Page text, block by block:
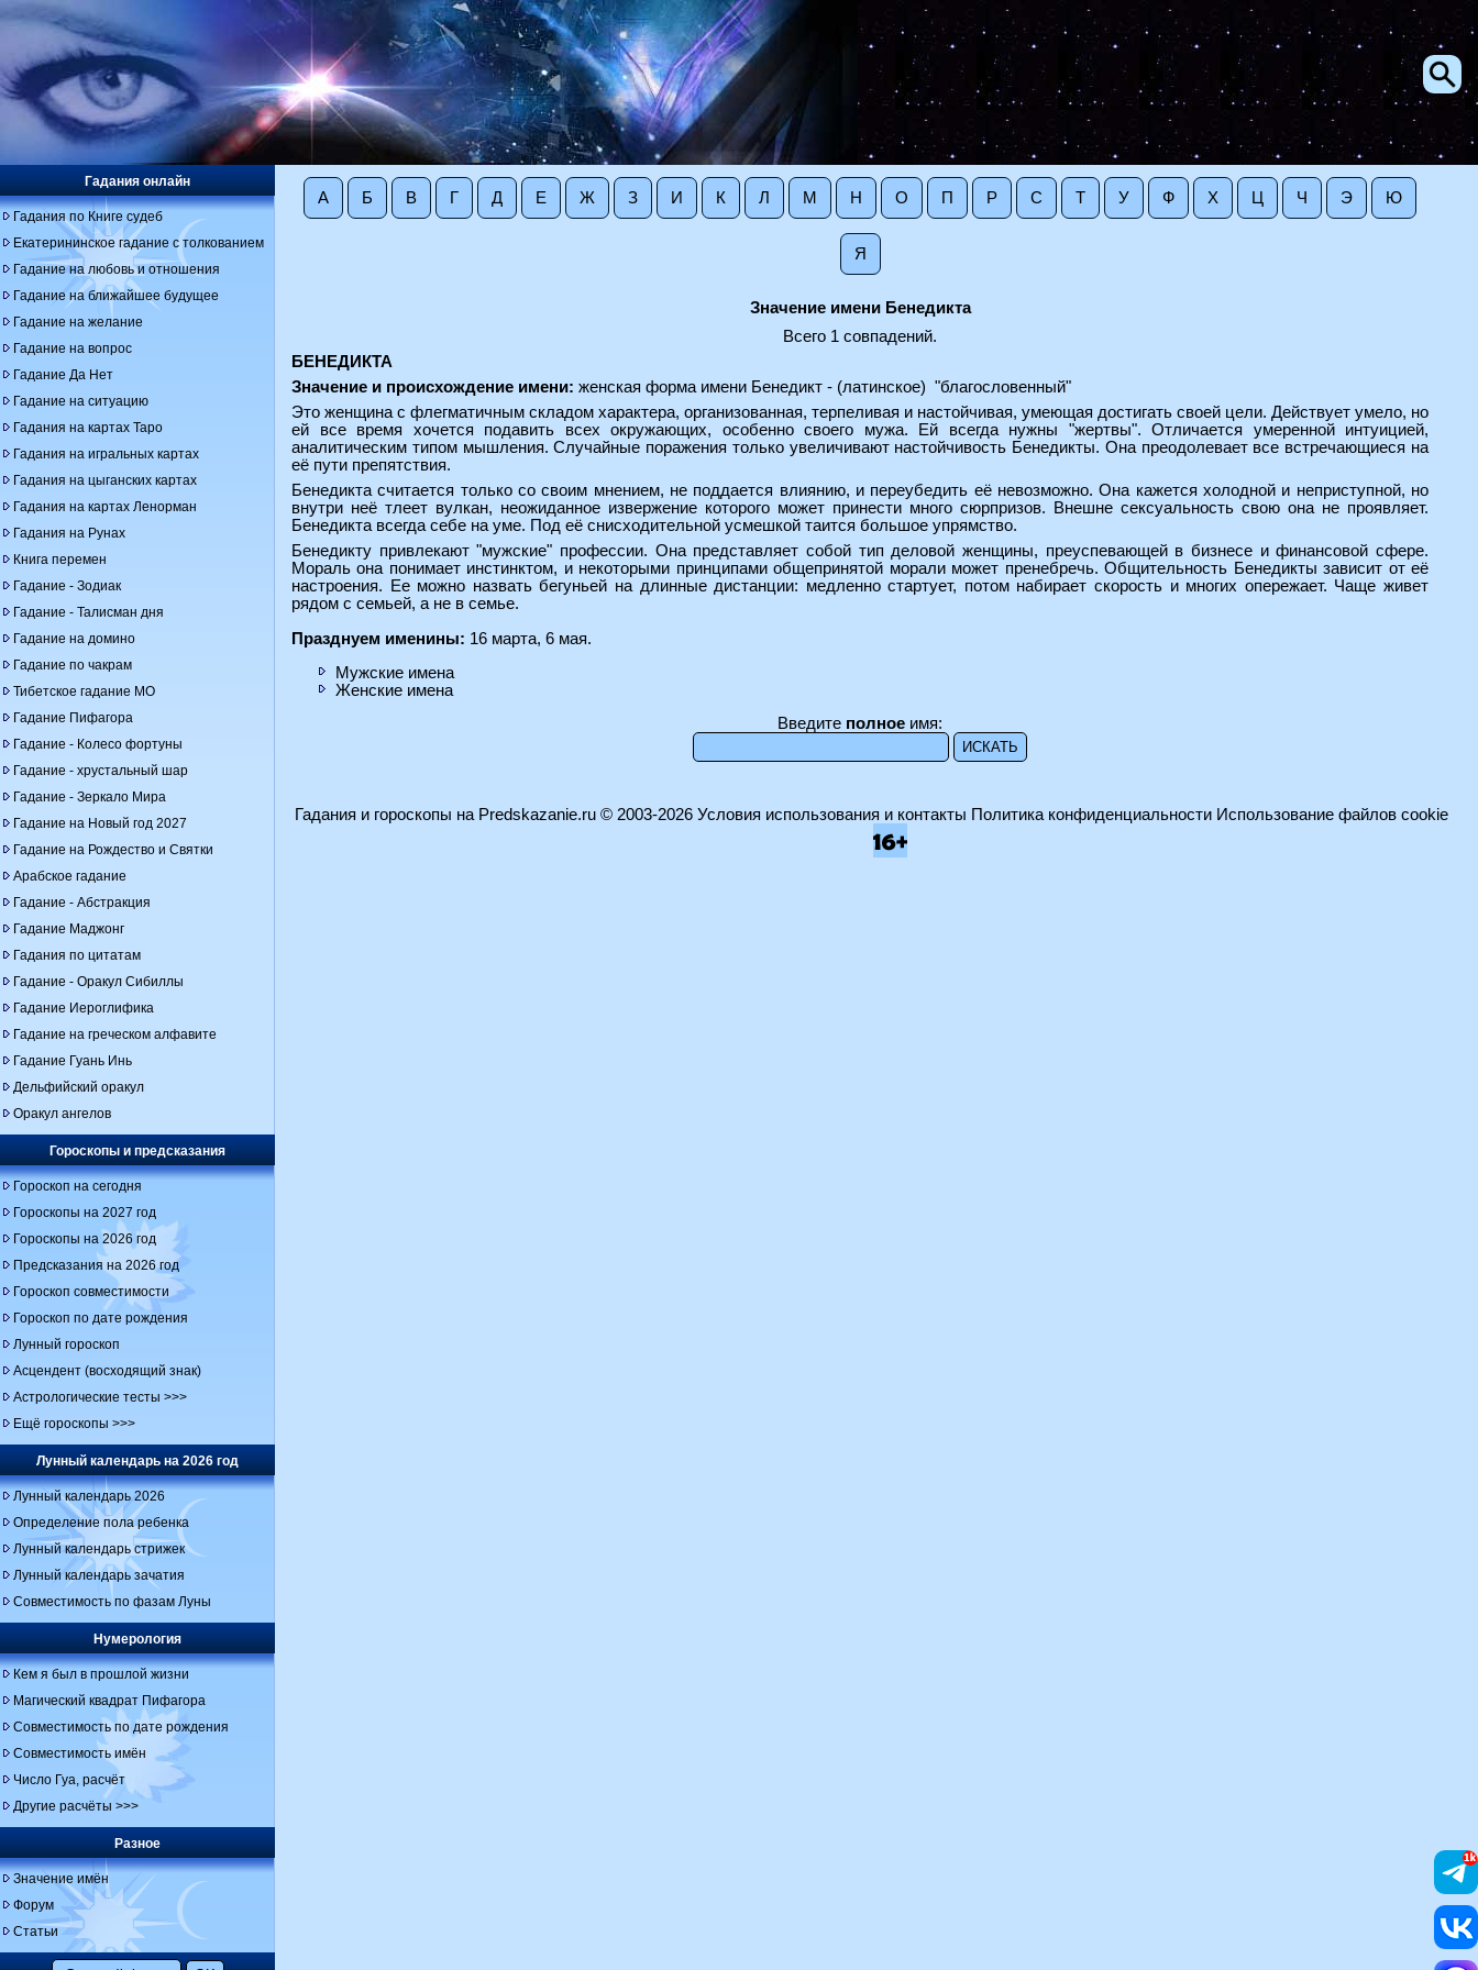
А Б В Г Д Е Ж З И К Л М Н О П Р С Т У Ф Х Ц Ч Э Ю
Я
Значение имени Бенедикта
Всего 1 совпадений.
БЕНЕДИКТА
Значение и происхождение имени: женская форма имени Бенедикт - (латинское) "благословенный"
Это женщина с флегматичным складом характера, организованная, терпеливая и настойчивая, умеющая достигать своей цели. Действует умело, но
ей все время хочется подавить всех окружающих, особенно своего мужа. Ей всегда нужны "жертвы". Отличается умеренной интуицией,
аналитическим типом мышления. Случайные поражения только увеличивают настойчивость Бенедикты. Она преодолевает все встречающиеся на
её пути препятствия.
Бенедикта считается только со своим мнением, не поддается влиянию, и переубедить её невозможно. Она кажется холодной и неприступной, но
внутри неё тлеет вулкан, неожиданное извержение которого может принести много сюрпризов. Внешне сексуальность свою она не проявляет.
Бенедикта всегда себе на уме. Под её снисходительной усмешкой таится большое упрямство.
Бенедикту привлекают "мужские" профессии. Она представляет собой тип деловой женщины, преуспевающей в бизнесе и финансовой сфере.
Мораль она понимает инстинктом, и некоторыми принципами общепринятой морали может пренебречь. Общительность Бенедикты зависит от её
настроения. Ее можно назвать бегуньей на длинные дистанции: медленно стартует, потом набирает скорость и многих опережает. Чаще живет
рядом с семьей, а не в семье.
Празднуем именины: 16 марта, 6 мая.
Мужские имена
Женские имена
Введите полное имя:
Гадания онлайн
Гадания по Книге судеб
Екатерининское гадание с толкованием
Гадание на любовь и отношения
Гадание на ближайшее будущее
Гадание на желание
Гадание на вопрос
Гадание Да Нет
Гадание на ситуацию
Гадания на картах Таро
Гадания на игральных картах
Гадания на цыганских картах
Гадания на картах Ленорман
Гадания на Рунах
Книга перемен
Гадание - Зодиак
Гадание - Талисман дня
Гадание на домино
Гадание по чакрам
Тибетское гадание МО
Гадание Пифагора
Гадание - Колесо фортуны
Гадание - хрустальный шар
Гадание - Зеркало Мира
Гадание на Новый год 2027
Гадание на Рождество и Святки
Арабское гадание
Гадание - Абстракция
Гадание Маджонг
Гадания по цитатам
Гадание - Оракул Сибиллы
Гадание Иероглифика
Гадание на греческом алфавите
Гадание Гуань Инь
Дельфийский оракул
Оракул ангелов
Гороскопы и предсказания
Гороскоп на сегодня
Гороскопы на 2027 год
Гороскопы на 2026 год
Предсказания на 2026 год
Гороскоп совместимости
Гороскоп по дате рождения
Лунный гороскоп
Асцендент (восходящий знак)
Астрологические тесты >>>
Ещё гороскопы >>>
Лунный календарь на 2026 год
Лунный календарь 2026
Определение пола ребенка
Лунный календарь стрижек
Лунный календарь зачатия
Совместимость по фазам Луны
Нумерология
Кем я был в прошлой жизни
Магический квадрат Пифагора
Совместимость по дате рождения
Совместимость имён
Число Гуа, расчёт
Другие расчёты >>>
Разное
Значение имён
Форум
Статьи
Гадания и гороскопы на Predskazanie.ru© 2003-2026 Условия использования и контакты Политика конфиденциальности Использование файлов cookie